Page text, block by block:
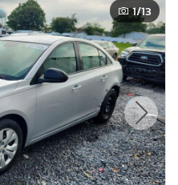
1/13